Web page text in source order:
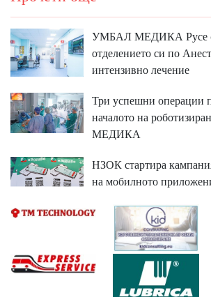
УМБАЛ МЕДИКА Русе
отделението си по
интензивно лечение
Три успешни операции
началото на
МЕДИКА
НЗОК стартира
на мобилното